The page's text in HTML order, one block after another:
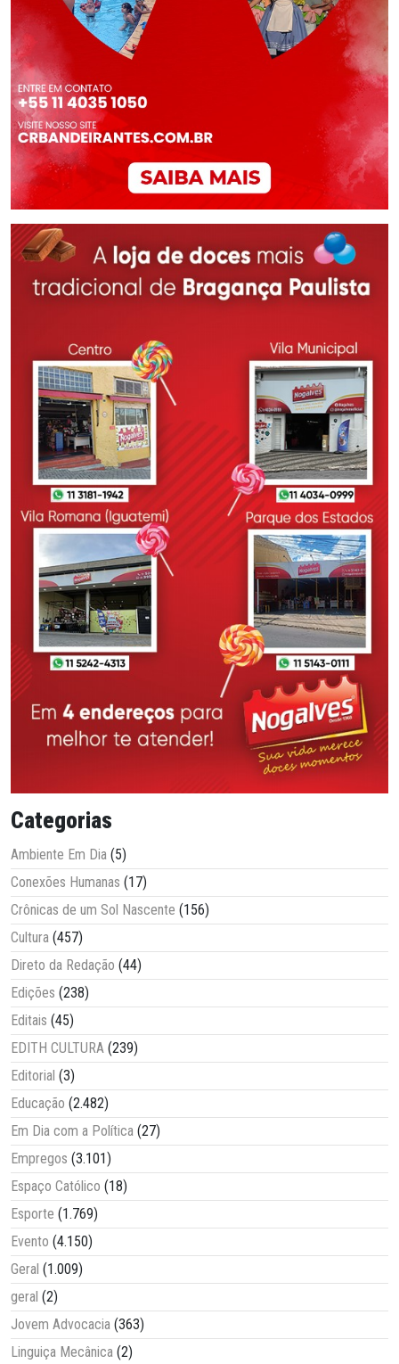
Categorias
Ambiente Em Dia (5)
Conexões Humanas (17)
Crônicas de um Sol Nascente (156)
Cultura (457)
Direto da Redação (44)
Edições (238)
Editais (45)
EDITH CULTURA (239)
Editorial (3)
Educação (2.482)
Em Dia com a Política (27)
Empregos (3.101)
Espaço Católico (18)
Esporte (1.769)
Evento (4.150)
Geral (1.009)
geral (2)
Jovem Advocacia (363)
Linguiça Mecânica (2)